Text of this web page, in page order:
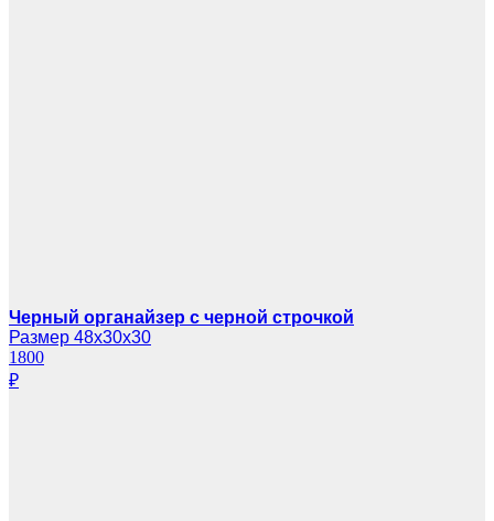
Черный органайзер с черной строчкой
Размер 48х30х30
1800
₽